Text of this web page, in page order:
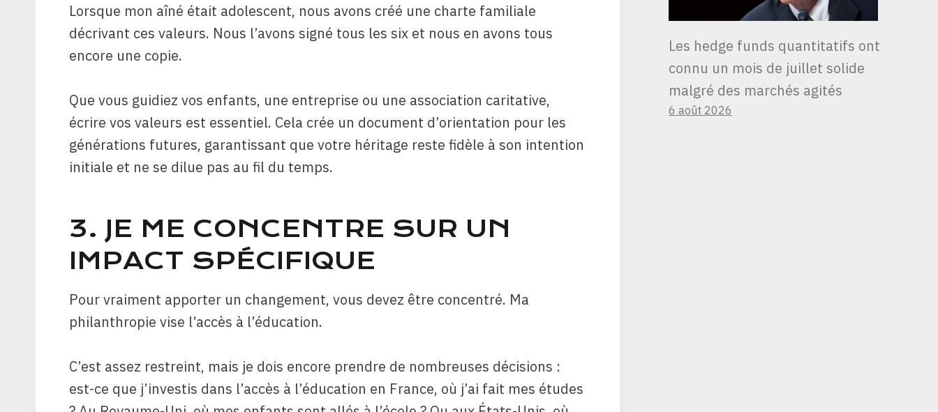
Lorsque mon aîné était adolescent, nous avons créé une charte familiale
décrivant ces valeurs. Nous l’avons signé tous les six et nous en avons tous
encore une copie.
Que vous guidiez vos enfants, une entreprise ou une association caritative,
écrire vos valeurs est essentiel. Cela crée un document d’orientation pour les
générations futures, garantissant que votre héritage reste fidèle à son intention
initiale et ne se dilue pas au fil du temps.
3. JE ME CONCENTRE SUR UN
IMPACT SPÉCIFIQUE
Pour vraiment apporter un changement, vous devez être concentré. Ma
philanthropie vise l’accès à l’éducation.
C’est assez restreint, mais je dois encore prendre de nombreuses décisions :
est-ce que j’investis dans l’accès à l’éducation en France, où j’ai fait mes études
Les hedge funds quantitatifs ont
connu un mois de juillet solide
malgré des marchés agités
6 août 2026